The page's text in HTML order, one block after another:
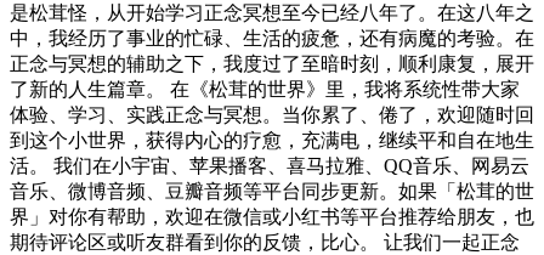
是松茸怪，从开始学习正念冥想至今已经八年了。在这八年之
中，我经历了事业的忙碌、生活的疲惫，还有病魔的考验。在
正念与冥想的辅助之下，我度过了至暗时刻，顺利康复，展开
了新的人生篇章。 在《松茸的世界》里，我将系统性带大家
体验、学习、实践正念与冥想。当你累了、倦了，欢迎随时回
到这个小世界，获得内心的疗愈，充满电，继续平和自在地生
活。 我们在小宇宙、苹果播客、喜马拉雅、QQ音乐、网易云
音乐、微博音频、豆瓣音频等平台同步更新。如果「松茸的世
界」对你有帮助，欢迎在微信或小红书等平台推荐给朋友，也
期待评论区或听友群看到你的反馈，比心。 让我们一起正念